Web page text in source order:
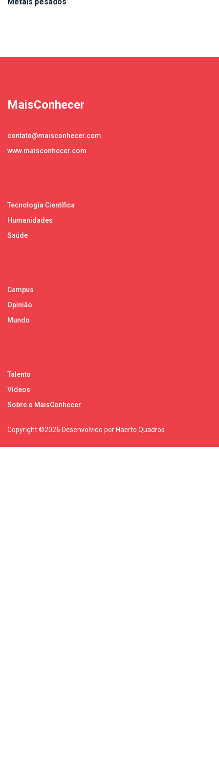
MaisConhecer
contato@maisconhecer.com
www.maisconhecer.com
Tecnologia Científica
Humanidades
Saúde
Campus
Opinião
Mundo
Talento
Vídeos
Sobre o MaisConhecer
Copyright ©2026 Desenvolvido por Haerto Quadros